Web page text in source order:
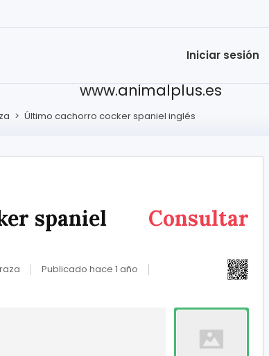
Iniciar sesión
www.animalplus.es
> Último cachorro cocker spaniel inglés
Consultar
spaniel
Publicado hace 1 año